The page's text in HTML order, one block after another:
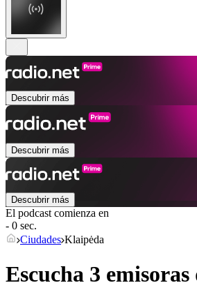
Descubrir más
Descubrir más
Descubrir más
El podcast comienza en
- 0 sec.
Ciudades Klaipėda
Escucha 3 emisoras